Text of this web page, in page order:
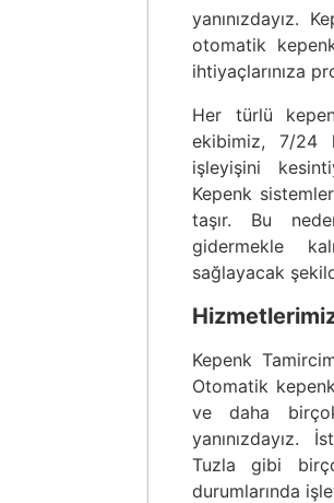
yanınızdayız.
otomatik
ihtiyaçlarınıza
Her türlü
ekibimiz, 7/24
işleyişini
Kepenk
taşır. Bu
gidermekle
sağlayacak
Kepenk
Otomatik
ve daha
yanınızdayız.
Tuzla gibi
durumlarında